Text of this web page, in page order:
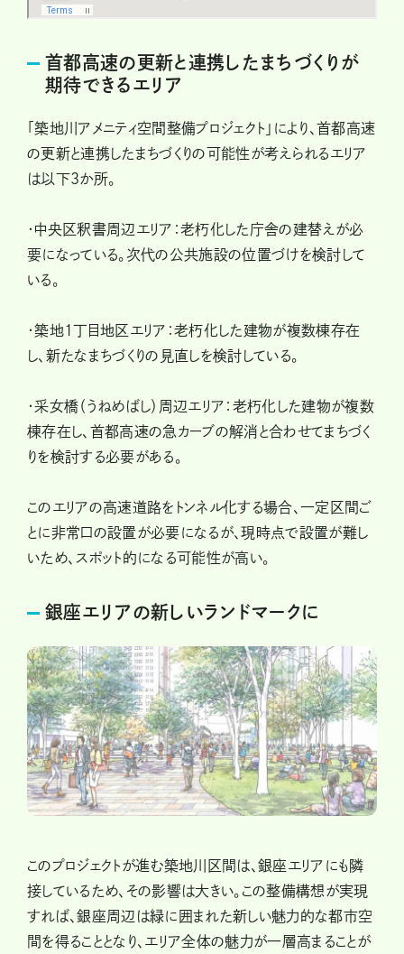
首都高速の更新と連携したまちづくりが
期待できるエリア
「築地川アメニティ空間整備プロジェクト」により、首都高速
の更新と連携したまちづくりの可能性が考えられるエリア
は以下3か所。
・中央区釈書周辺エリア：老朽化した庁舎の建替えが必
要になっている。次代の公共施設の位置づけを検討して
いる。
・築地1丁目地区エリア：老朽化した建物が複数棟存在
し、新たなまちづくりの見直しを検討している。
・采女橋（うねめばし）周辺エリア：老朽化した建物が複数
棟存在し、首都高速の急カーブの解消と合わせてまちづく
りを検討する必要がある。
このエリアの高速道路をトンネル化する場合、一定区間ご
とに非常口の設置が必要になるが、現時点で設置が難し
いため、スポット的になる可能性が高い。
銀座エリアの新しいランドマークに
このプロジェクトが進む築地川区間は、銀座エリアにも隣
接しているため、その影響は大きい。この整備構想が実現
すれば、銀座周辺は緑に囲まれた新しい魅力的な都市空
間を得ることとなり、エリア全体の魅力が一層高まることが